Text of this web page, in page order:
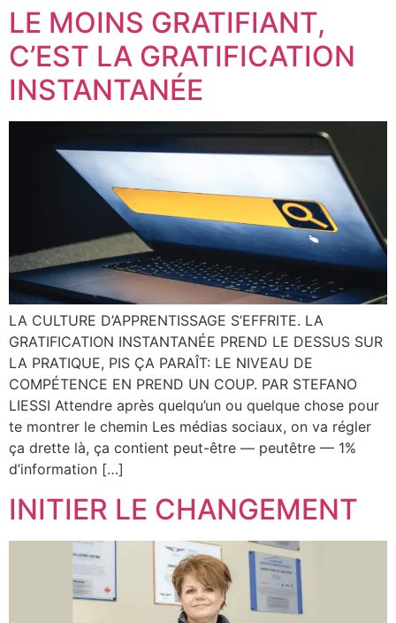
LE MOINS GRATIFIANT,
C’EST LA GRATIFICATION
INSTANTANÉE
LA CULTURE D’APPRENTISSAGE S’EFFRITE. LA
GRATIFICATION INSTANTANÉE PREND LE DESSUS SUR
LA PRATIQUE, PIS ÇA PARAÎT: LE NIVEAU DE
COMPÉTENCE EN PREND UN COUP. PAR STEFANO
LIESSI Attendre après quelqu’un ou quelque chose pour
te montrer le chemin Les médias sociaux, on va régler
ça drette là, ça contient peut-être — peutêtre — 1%
d’information […]
INITIER LE CHANGEMENT